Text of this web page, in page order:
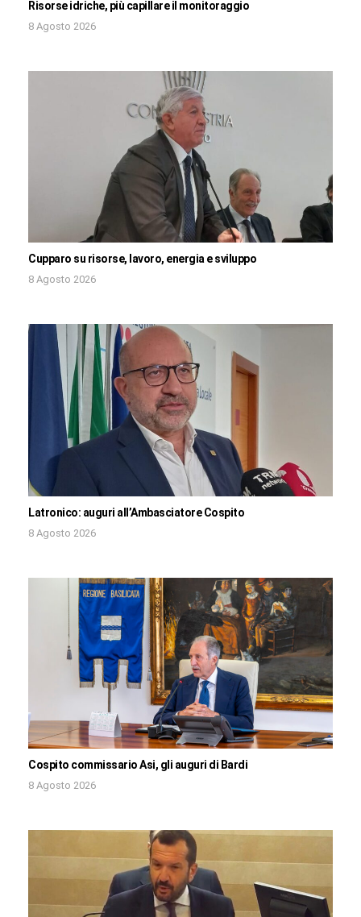
Risorse idriche, più capillare il monitoraggio
8 Agosto 2026
Cupparo su risorse, lavoro, energia e sviluppo
8 Agosto 2026
Latronico: auguri all’Ambasciatore Cospito
8 Agosto 2026
Cospito commissario Asi, gli auguri di Bardi
8 Agosto 2026